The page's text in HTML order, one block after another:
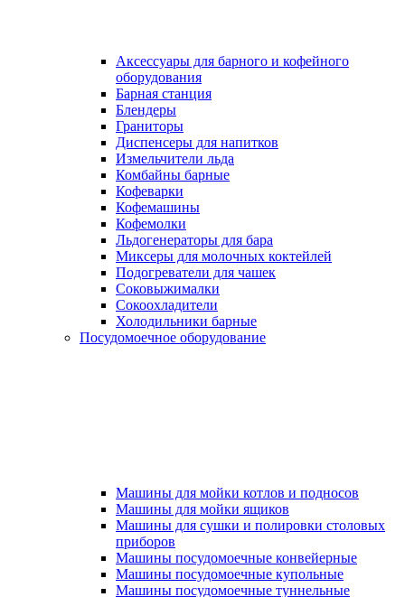
Аксессуары для барного и кофейного
оборудования
Барная станция
Блендеры
Граниторы
Диспенсеры для напитков
Измельчители льда
Комбайны барные
Кофеварки
Кофемашины
Кофемолки
Льдогенераторы для бара
Миксеры для молочных коктейлей
Подогреватели для чашек
Соковыжималки
Сокоохладители
Холодильники барные
Посудомоечное оборудование
Машины для мойки котлов и подносов
Машины для мойки ящиков
Машины для сушки и полировки столовых
приборов
Машины посудомоечные конвейерные
Машины посудомоечные купольные
Машины посудомоечные туннельные